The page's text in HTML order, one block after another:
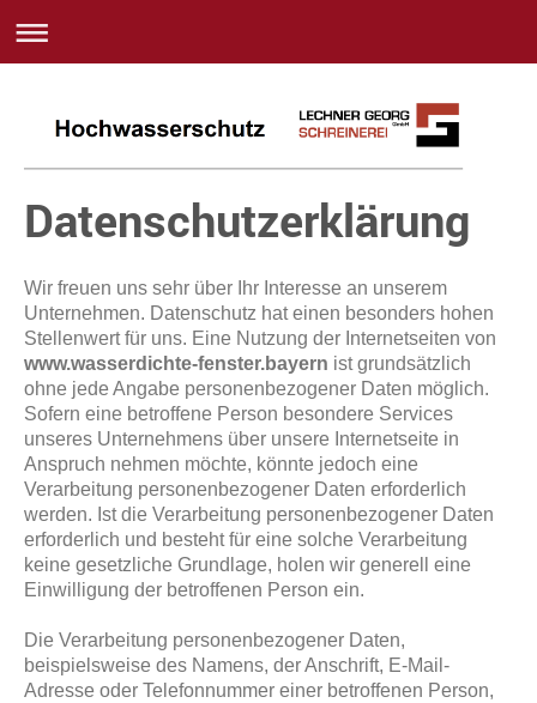
Datenschutzerklärung
Wir freuen uns sehr über Ihr Interesse an unserem
Unternehmen. Datenschutz hat einen besonders hohen
Stellenwert für uns. Eine Nutzung der Internetseiten von
www.wasserdichte-fenster.bayern ist grundsätzlich
ohne jede Angabe personenbezogener Daten möglich.
Sofern eine betroffene Person besondere Services
unseres Unternehmens über unsere Internetseite in
Anspruch nehmen möchte, könnte jedoch eine
Verarbeitung personenbezogener Daten erforderlich
werden. Ist die Verarbeitung personenbezogener Daten
erforderlich und besteht für eine solche Verarbeitung
keine gesetzliche Grundlage, holen wir generell eine
Einwilligung der betroffenen Person ein.
Die Verarbeitung personenbezogener Daten,
beispielsweise des Namens, der Anschrift, E-Mail-
Adresse oder Telefonnummer einer betroffenen Person,